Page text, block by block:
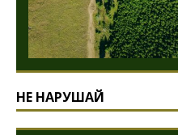
НЕ НАРУШАЙ